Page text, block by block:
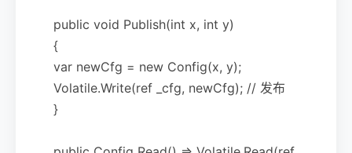
public void Publish(int x, int y)
{
var newCfg = new Config(x, y);
Volatile.Write(ref _cfg, newCfg); // 发布
}